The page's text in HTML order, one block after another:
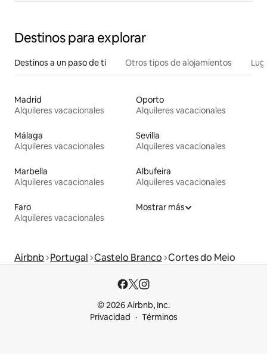
Destinos para explorar
Destinos a un paso de ti Otros tipos de alojamientos
Madrid
Alquileres vacacionales
Oporto
Alquileres vacacionales
Málaga
Alquileres vacacionales
Sevilla
Alquileres vacacionales
Marbella
Alquileres vacacionales
Albufeira
Alquileres vacacionales
Faro
Alquileres vacacionales
Mostrar más
Airbnb Portugal Castelo Branco Cortes do Meio
© 2026 Airbnb, Inc.
Privacidad
Términos